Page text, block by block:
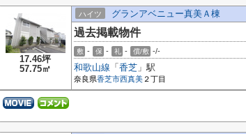
17.46坪
57.75㎡
ハイツ グランアベニュー真美Ａ棟
過去掲載物件
敷 - 保 - 礼 - 償/敷 -/-
和歌山線 「 香芝 」駅
奈良県香芝市西真美 ２丁目